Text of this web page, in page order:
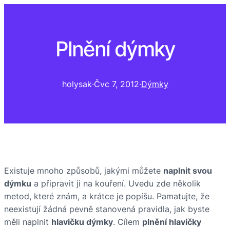
Plnění dýmky
holysak·Čvc 7, 2012·Dýmky
Existuje mnoho způsobů, jakými můžete naplnit svou
dýmku a připravit ji na kouření. Uvedu zde několik
metod, které znám, a krátce je popíšu. Pamatujte, že
neexistují žádná pevně stanovená pravidla, jak byste
měli naplnit hlavičku dýmky. Cílem plnění hlavičky